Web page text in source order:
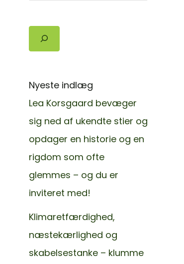
Søg
Nyeste indlæg
Lea Korsgaard bevæger
sig ned af ukendte stier og
opdager en historie og en
rigdom som ofte
glemmes – og du er
inviteret med!
Klimaretfærdighed,
næstekærlighed og
skabelsestanke – klumme